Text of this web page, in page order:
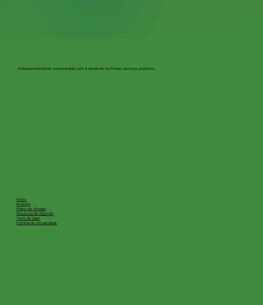
Comprometimento comprovado com a oferta de melhores serviços públicos.
Início
História
Plano de Gestão
Pesquisa de Opinião
Vem de Zap!
Política de Privacidade